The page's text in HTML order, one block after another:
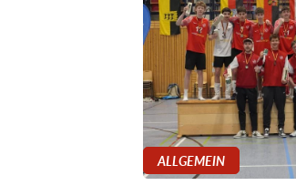
ALLGEMEIN